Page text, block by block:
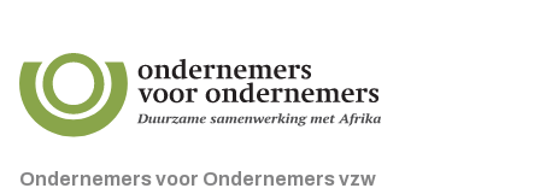
Ondernemers voor Ondernemers vzw